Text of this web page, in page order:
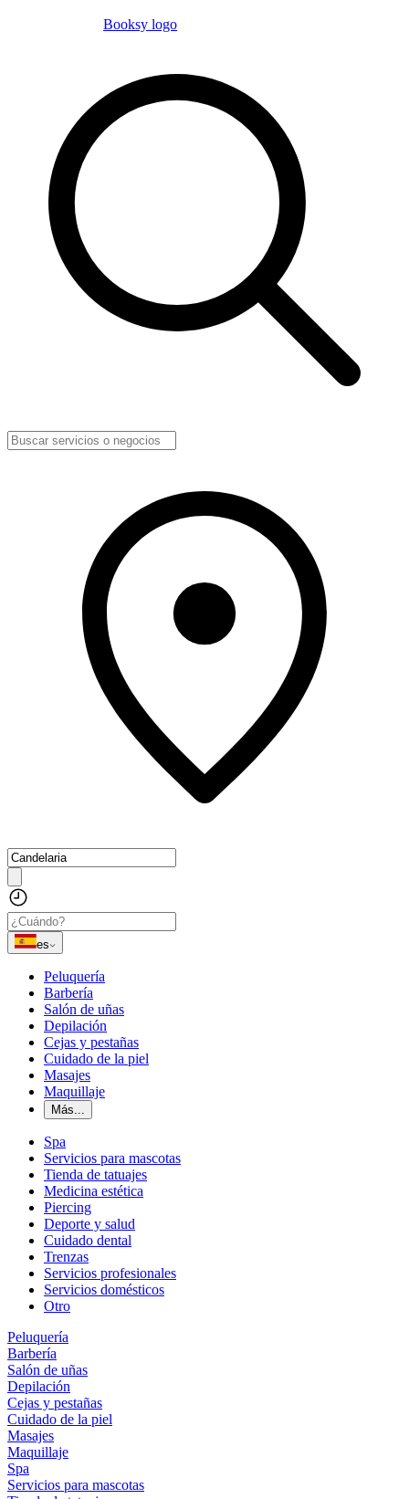
Booksy logo
es
Peluquería
Barbería
Salón de uñas
Depilación
Cejas y pestañas
Cuidado de la piel
Masajes
Maquillaje
Más...
Spa
Servicios para mascotas
Tienda de tatuajes
Medicina estética
Piercing
Deporte y salud
Cuidado dental
Trenzas
Servicios profesionales
Servicios domésticos
Otro
Peluquería
Barbería
Salón de uñas
Depilación
Cejas y pestañas
Cuidado de la piel
Masajes
Maquillaje
Spa
Servicios para mascotas